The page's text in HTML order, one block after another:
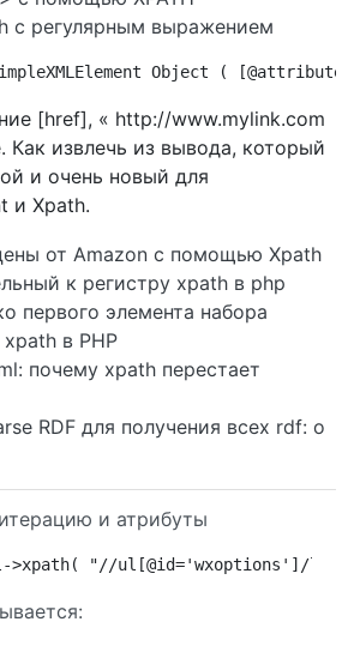
с регулярным выражением
Object (
[href], « http://www.mylink.com
Как извлечь из вывода, который
и очень новый для
и Xpath.
от Amazon с помощью Xpath
к регистру xpath в php
первого элемента набора
xpath в PHP
почему xpath перестает
RDF для получения всех rdf: о
и атрибуты
>xpath( "//ul[@id='wxoptions']/